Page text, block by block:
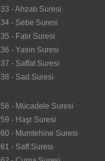
33 - Ahzab Suresi
34 - Sebe Suresi
35 - Fatır Suresi
36 - Yasin Suresi
37 - Saffat Suresi
38 - Sad Suresi
58 - Mücadele Suresi
59 - Haşr Suresi
60 - Mumtehine Suresi
61 - Saff Suresi